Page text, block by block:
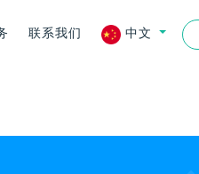
联系我们 中文